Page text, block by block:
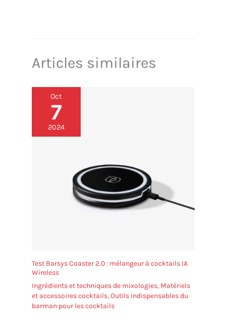
Articles similaires
Oct
7
2024
Test Barsys Coaster 2.0 : mélangeur à cocktails IA
Wireless
Ingrédients et techniques de mixologies, Matériels
et accessoires cocktails,Outils indispensables du
barman pour les cocktails